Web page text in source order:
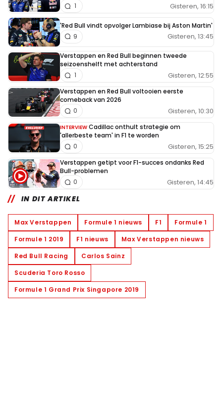
Gisteren, 16:15
1
'Red Bull vindt opvolger Lambiase bij Aston Martin'
Gisteren, 13:45
9
Verstappen en Red Bull beginnen tweede
seizoenshelft met achterstand
Gisteren, 12:55
1
Verstappen en Red Bull voltooien eerste
comeback van 2026
Gisteren, 10:30
0
INTERVIEW Cadillac onthult strategie om
'allerbeste team' in F1 te worden
Gisteren, 15:25
0
Verstappen getipt voor F1-succes ondanks Red
Bull-problemen
Gisteren, 14:45
0
IN DIT ARTIKEL
Max Verstappen Formule 1 nieuws F1
Formule 1
Formule 1 2019
F1 nieuws
Max Verstappen nieuws
Red Bull Racing
Carlos Sainz
Scuderia Toro Rosso
Formule 1 Grand Prix Singapore 2019